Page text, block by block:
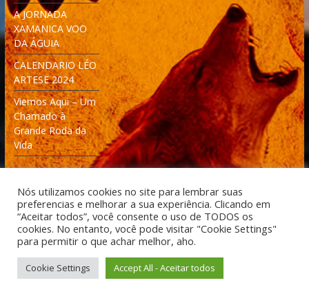
A JORNADA
XAMANICA VOO
DA ÁGUIA
CALENDARIO LÉO
ARTESE 2024
Viemos Aqui – Um
Chamado à
Grande Roda da
Vida
Desenvolvido: Moleculas4D - Engenharia Espacial e
Tecnologia [moleculas4d.com.br]
Nós utilizamos cookies no site para lembrar suas
preferencias e melhorar a sua experiência. Clicando em
“Aceitar todos”, você consente o uso de TODOS os
cookies. No entanto, você pode visitar "Cookie Settings"
para permitir o que achar melhor, aho.
Cookie Settings Accept All - Aceitar todos